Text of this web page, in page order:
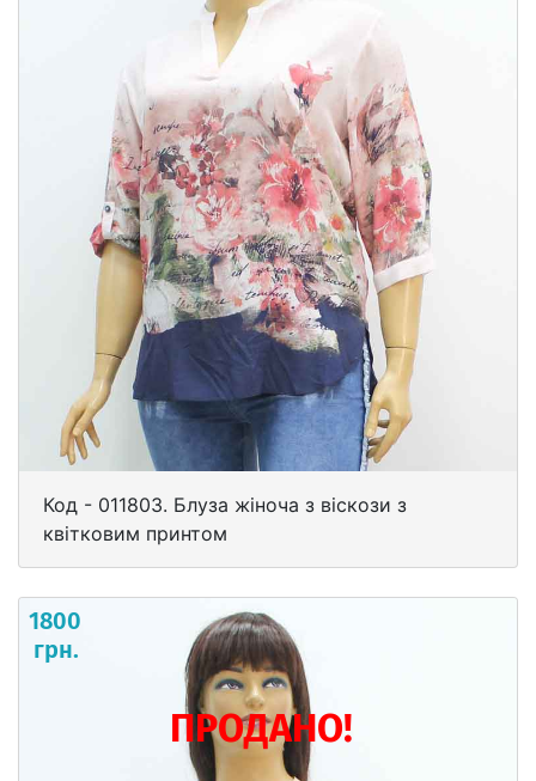
Код - 011803. Блуза жіноча з віскози з
квітковим принтом
1800
грн.
ПРОДАНО!